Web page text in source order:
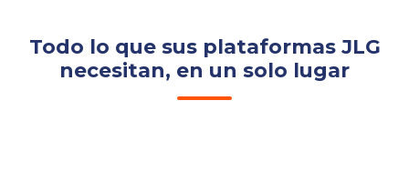
Todo lo que sus plataformas JLG
necesitan, en un solo lugar